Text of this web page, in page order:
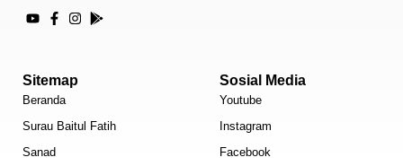
Sitemap
Beranda
Surau Baitul Fatih
Sanad
Sosial Media
Youtube
Instagram
Facebook